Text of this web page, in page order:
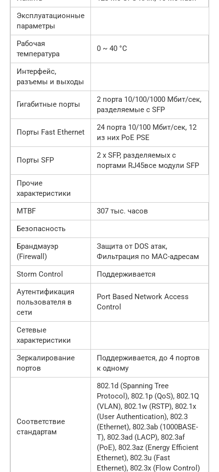
Эксплуатационные
параметры
Рабочая
температура
0 ~ 40 °C
Интерфейс,
разъемы и выходы
Гигабитные порты
2 порта 10/100/1000 Мбит/сек,
разделяемые с SFP
Порты Fast Ethernet
24 порта 10/100 Мбит/сек, 12
из них PoE PSE
Порты SFP
2 x SFP, разделяемых с
портами RJ45все модули SFP
Прочие
характеристики
MTBF
307 тыс. часов
Безопасность
Брандмауэр
(Firewall)
Защита от DOS атак,
Фильтрация по MAC-адресам
Storm Control
Поддерживается
Аутентификация
пользователя в
сети
Port Based Network Access
Control
Сетевые
характеристики
Зеркалирование
портов
Поддерживается, до 4 портов
к одному
Соответствие
стандартам
802.1d (Spanning Tree
Protocol), 802.1p (QoS), 802.1Q
(VLAN), 802.1w (RSTP), 802.1x
(User Authentication), 802.3
(Ethernet), 802.3ab (1000BASE-
T), 802.3ad (LACP), 802.3af
(PoE), 802.3az (Energy Efficient
Ethernet), 802.3u (Fast
Ethernet), 802.3x (Flow Control)